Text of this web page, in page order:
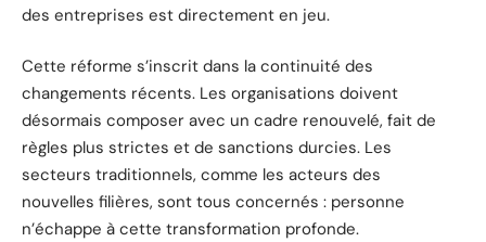
des entreprises est directement en jeu.
Cette réforme s’inscrit dans la continuité des
changements récents. Les organisations doivent
désormais composer avec un cadre renouvelé, fait de
règles plus strictes et de sanctions durcies. Les
secteurs traditionnels, comme les acteurs des
nouvelles filières, sont tous concernés : personne
n’échappe à cette transformation profonde.